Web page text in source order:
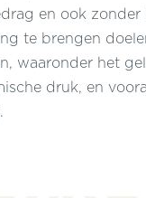
en ook zonder
te brengen
waaronder het
druk, en